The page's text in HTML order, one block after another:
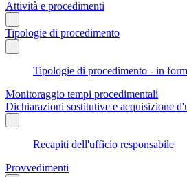
Attività e procedimenti
Tipologie di procedimento
Tipologie di procedimento - in
Monitoraggio tempi procedimentali
Dichiarazioni sostitutive e acquisizione
Recapiti dell'ufficio responsabile
Provvedimenti